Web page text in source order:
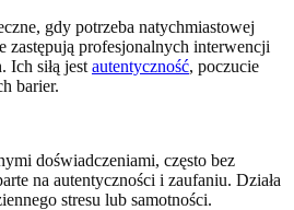
gdy potrzeba natychmiastowej
zastępują profesjonalnych interwencji
Ich siłą jest autentyczność, poczucie
barier.
doświadczeniami, często bez
na autentyczności i zaufaniu. Działa
stresu lub samotności.